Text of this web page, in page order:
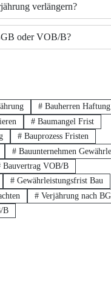
verlängern?
oder VOB/B?
#Bauherren Haftung
#Baumangel Frist
#Bauprozess Fristen
#Bauunternehmen
Bauvertrag VOB/B
#Gewährleistungsfrist Bau
#Verjährung nach
B